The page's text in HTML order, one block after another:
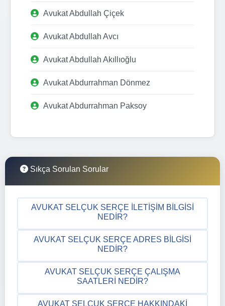
Avukat Abdullah Çiçek
Avukat Abdullah Avcı
Avukat Abdullah Akıllıoğlu
Avukat Abdurrahman Dönmez
Avukat Abdurrahman Paksoy
Sıkça Sorulan Sorular
AVUKAT SELÇUK SERÇE İLETIŞIM BILGISI
NEDIR?
AVUKAT SELÇUK SERÇE ADRES BILGISI
NEDIR?
AVUKAT SELÇUK SERÇE ÇALIŞMA
SAATLERI NEDIR?
AVUKAT SELÇUK SERÇE HAKKINDAKI